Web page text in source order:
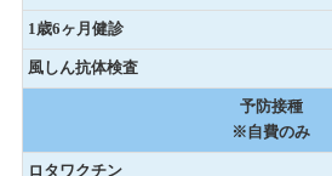
1歳6ヶ月健診
風しん抗体検査
予防接種
※自費のみ
ロタワクチン